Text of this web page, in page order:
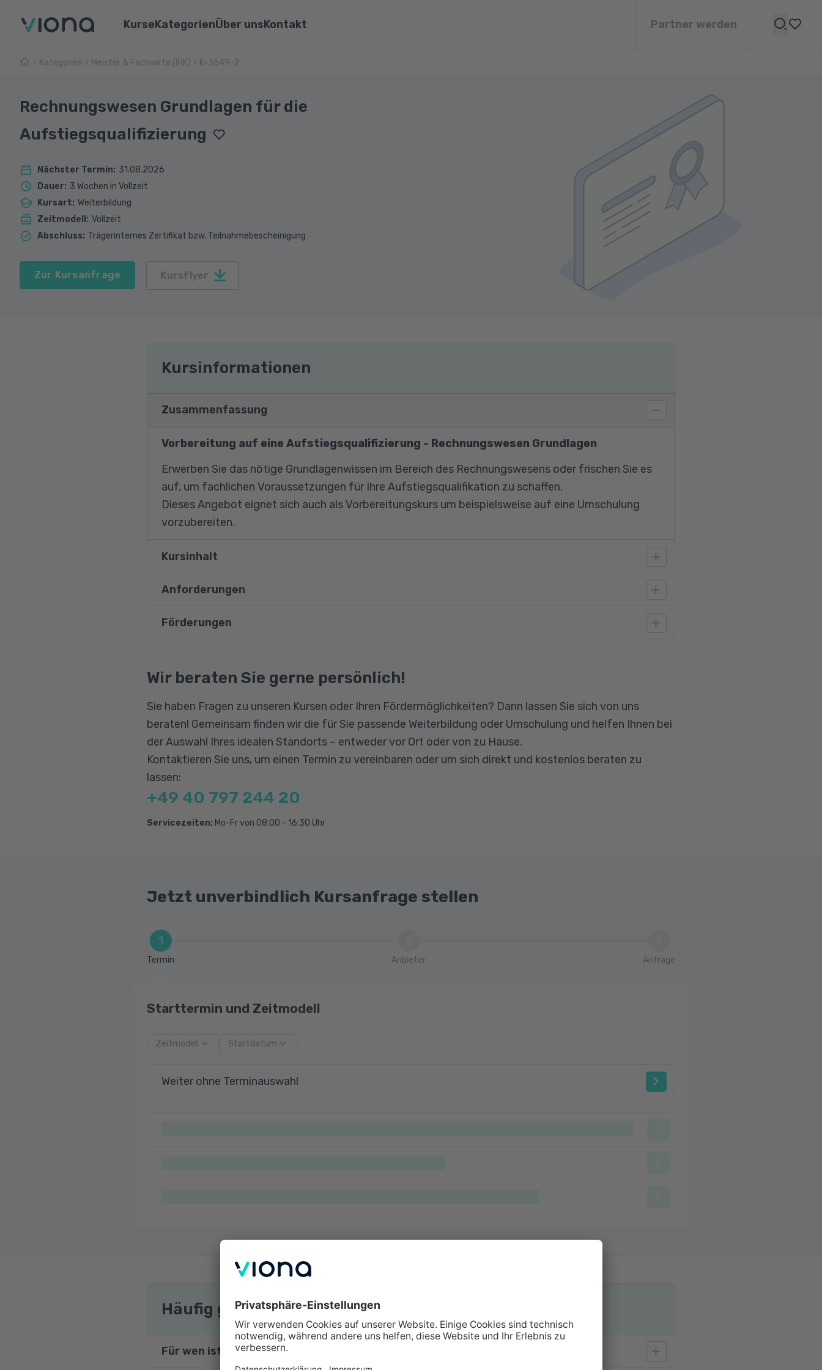
Kurse
Umschulungen
Kategorien
Pflege & Medizin
Über uns
Über Viona
Kontakt Partner werden
Kategorien Meister & Fachwirte (IHK) K-3549-2
Rechnungswesen Grundlagen für die
Aufstiegsqualifizierung
Nächster Termin: 31.08.2026
Dauer: 3 Wochen in Vollzeit
Kursart: Weiterbildung
Zeitmodell : Vollzeit
Abschluss: Trägerinternes Zertifikat bzw. Teilnahmebescheinigung
Zur Kursanfrage Kursflyer
Kursinformationen
Zusammenfassung
Vorbereitung auf eine Aufstiegsqualifizierung - Rechnungswesen Grundlagen
Erwerben Sie das nötige Grundlagenwissen im Bereich des Rechnungswesens oder frischen Sie es
auf, um fachlichen Voraussetzungen für Ihre Aufstiegsqualifikation zu schaffen.
Dieses Angebot eignet sich auch als Vorbereitungskurs um beispielsweise auf eine Umschulung
vorzubereiten.
Kursinhalt
Mathematische Grundlagen
Rechnungswesen
Kosten- und Leistungsrechnung
Betriebliche Kennzahlen
Planungsrechnung
Mathematische Berechnungen in der Praxis
Anforderungen
Angesprochen sind Interessenten für die Prüfungsvorbereitungskurse ihrer Aufstiegsqualifizierung.
Förderungen
Qualifizierungschancengesetz
Wir beraten Sie gerne persönlich!
Sie haben Fragen zu unseren Kursen oder Ihren Fördermöglichkeiten? Dann lassen Sie sich von uns
beraten! Gemeinsam finden wir die für Sie passende Weiterbildung oder Umschulung und helfen Ihnen bei
der Auswahl Ihres idealen Standorts – entweder vor Ort oder von zu Hause.
Kontaktieren Sie uns, um einen Termin zu vereinbaren oder um sich direkt und kostenlos beraten zu
lassen:
+49 40 797 244 20
Servicezeiten: Mo-Fr von 08:00 - 16:30 Uhr
Jetzt unverbindlich Kursanfrage stellen
1
Termin Anbieter Anfrage
Starttermin und Zeitmodell
Zeitmodell Startdatum
Weiter ohne Terminauswahl
Häufig gestellte Fragen zu Weiterbildungen
Für wen ist die Weiterbildung interessant?